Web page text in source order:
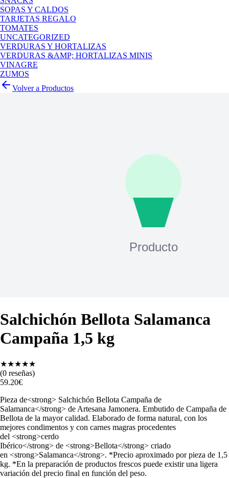
SOPAS Y CALDOS
TARJETAS REGALO
TOMATES
UNCATEGORIZED
VERDURAS Y HORTALIZAS
VERDURAS &AMP; HORTALIZAS MINIS
VINAGRE
ZUMOS
Volver a Productos
Salchichón Bellota Salamanca
Campaña 1,5 kg
★★★★★
(0 reseñas)
59.20€
Pieza de<strong> Salchichón Bellota Campaña de
Salamanca</strong> de Artesana Jamonera. Embutido de Campaña de
Bellota de la mayor calidad. Elaborado de forma natural, con los
mejores condimentos y con carnes magras procedentes
del <strong>cerdo
Ibérico</strong> de <strong>Bellota</strong> criado
en <strong>Salamanca</strong>. *Precio aproximado por pieza de 1,5
kg. *En la preparación de productos frescos puede existir una ligera
variación del precio final en función del peso.